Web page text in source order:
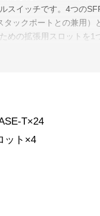
スイッチです。4つの
タックポートとの兼用）
めの拡張用スロットを1
T×24
ット×4